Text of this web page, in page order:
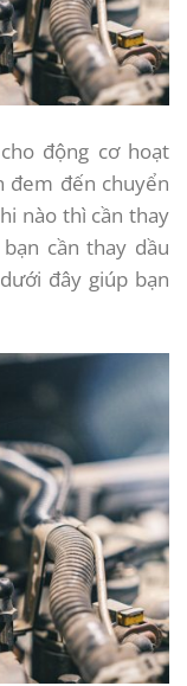
động cơ hoạt
đem đến chuyển
nào thì cần thay
cần thay dầu
đây giúp bạn